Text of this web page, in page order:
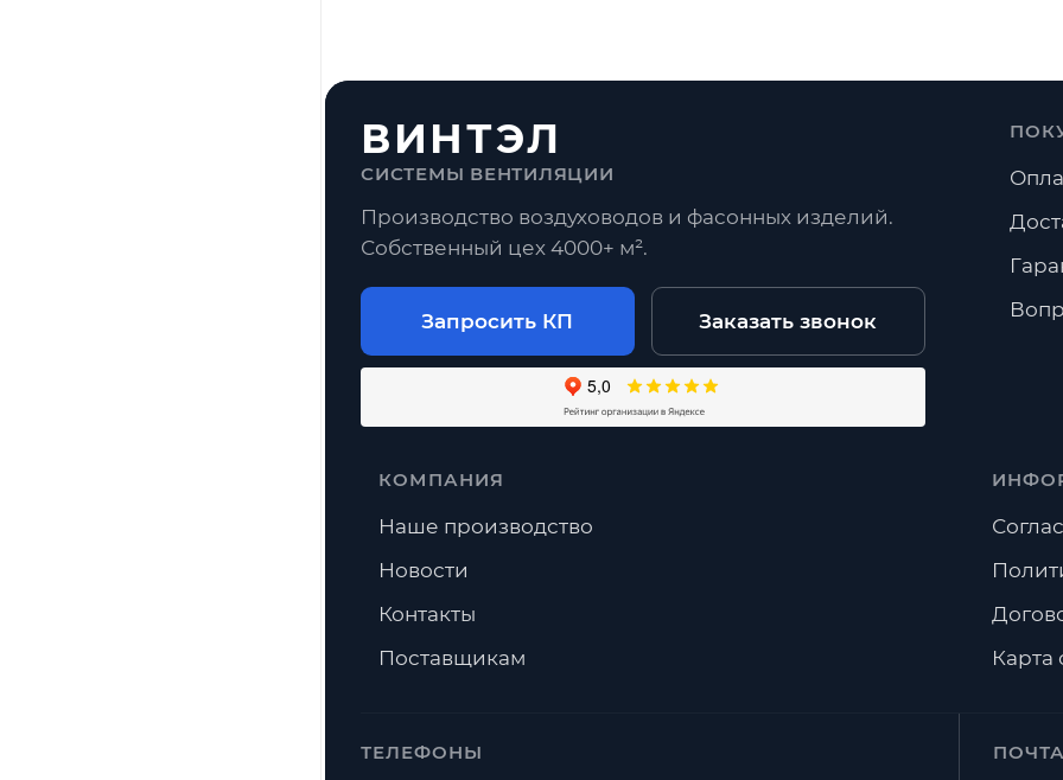
ВИНТЭЛ
СИСТЕМЫ ВЕНТИЛЯЦИИ
Производство воздуховодов и фасонных изделий.
Собственный цех 4000+ м².
Запросить КП Заказать звонок
ТЕЛЕФОНЫ
КОМПАНИЯ
Наше производство
Новости
Контакты
Поставщикам
Карта